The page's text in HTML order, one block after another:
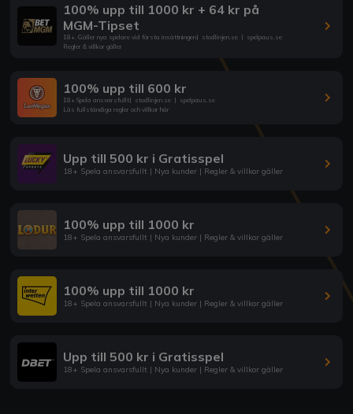
100% upp till 1000 kr + 64 kr på
MGM-Tipset
18+. Gäller nya spelare vid första insättningen| stodlinjen.se | spelpaus.se
Regler & villkor gäller
100% upp till 600 kr
18+ Spela ansvarsfullt| stodlinjen.se | spelpaus.se
Läs fullständiga regler och villkor här
Upp till 500 kr i Gratisspel
18+ Spela ansvarsfullt | Nya kunder | Regler & villkor gäller
100% upp till 1000 kr
18+ Spela ansvarsfullt | Nya kunder | Regler & villkor gäller
100% upp till 1000 kr
18+ Spela ansvarsfullt | Nya kunder | Regler & villkor gäller
Upp till 500 kr i Gratisspel
18+ Spela ansvarsfullt | Nya kunder | Regler & villkor gäller